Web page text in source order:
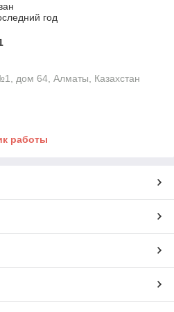
год
дом 64, Алматы, Казахстан
работы